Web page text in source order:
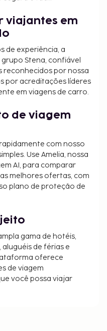
animais de
viajantes em
de experiência, a
Stena, confiável
reconhecidos por nossa
por acreditações líderes
em viagens de carro.
de viagem
com nosso
Use Amelia, nossa
AI, para comparar
melhores ofertas, com
plano de proteção de
gama de hotéis,
de férias e
oferece
de viagem
você possa viajar